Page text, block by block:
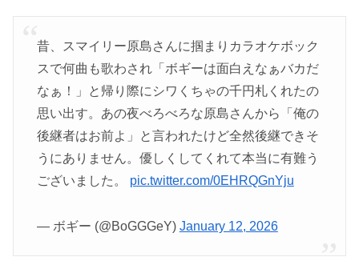
昔、スマイリー原島さんに掴まりカラオケボック
スで何曲も歌わされ「ボギーは面白えなぁバカだ
なぁ！」と帰り際にシワくちゃの千円札くれたの
思い出す。あの夜べろべろな原島さんから「俺の
後継者はお前よ」と言われたけど全然後継できそ
うにありません。優しくしてくれて本当に有難う
ございました。 pic.twitter.com/0EHRQGnYju
— ボギー (@BoGGGeY) January 12, 2026